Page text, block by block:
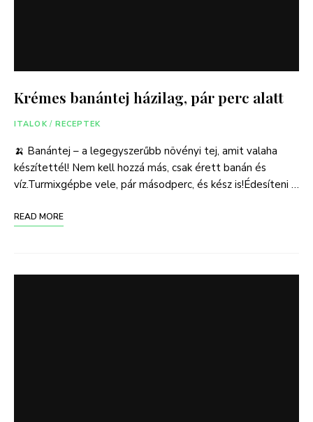
Krémes banántej házilag, pár perc alatt
ITALOK / RECEPTEK
🍌 Banántej – a legegyszerűbb növényi tej, amit valaha
készítettél! Nem kell hozzá más, csak érett banán és
víz.Turmixgépbe vele, pár másodperc, és kész is!Édesíteni …
READ MORE